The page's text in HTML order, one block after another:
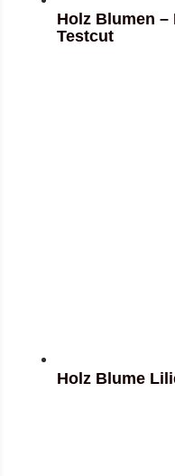
Holz Blumen
Testcut
Holz Blume